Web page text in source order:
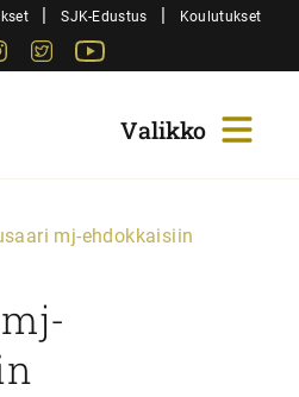
| SJK-Edustus | Koulutukset
Instagram
Twitter
mj-ehdokkaisiin